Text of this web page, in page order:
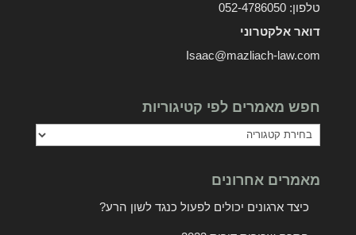
טלפון: 052-4786050
דואר אלקטרוני
Isaac@mazliach-law.com
חפש מאמרים לפי קטיגוריות
חפש
לפי
קטיגוריות
מאמרים אחרונים
כיצד ארגונים יכולים לפעול כנגד לשון הרע?